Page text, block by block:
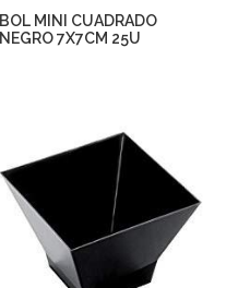
BOL MINI CUADRADO
NEGRO 7X7CM 25U